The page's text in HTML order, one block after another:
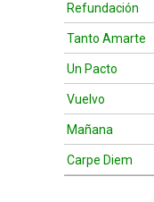
Refundación
Tanto Amarte
Un Pacto
Vuelvo
Mañana
Carpe Diem